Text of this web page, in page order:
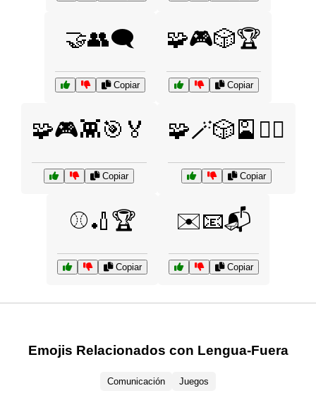
🤝👥🗨️
Copiar
🧩🎮🎲🏆
Copiar
🧩🎮👾🎯🏅
Copiar
🧩🪄🎲🎴🧙‍♂️
Copiar
⚾🏏🏆
Copiar
✉️📧📬
Copiar
Emojis Relacionados con Lengua-Fuera
Comunicación Juegos